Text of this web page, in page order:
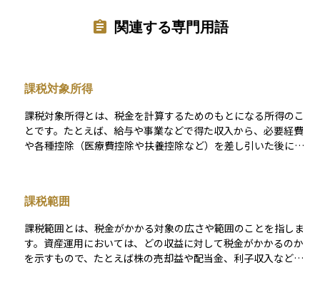
関連する専門用語
課税対象所得
課税対象所得とは、税金を計算するためのもとになる所得のこ
とです。たとえば、給与や事業などで得た収入から、必要経費
や各種控除（医療費控除や扶養控除など）を差し引いた後に残
も、配当金や売却益から必要な経費や控除を差し引いた後の金
額が課税対象所得になります。税金の負担を正しく理解するた
めに、この考え方はとても大切です。
課税範囲
課税範囲とは、税金がかかる対象の広さや範囲のことを指しま
す。資産運用においては、どの収益に対して税金がかかるのか
を示すもので、たとえば株の売却益や配当金、利子収入などが